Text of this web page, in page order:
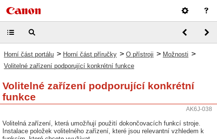
Horní část portálu > Horní část příručky > O přístroji > Možnosti >
Volitelné zařízení podporující konkrétní funkce
Volitelné zařízení podporující konkrétní
funkce
AK6J-038
Volitelná zařízení, která umožňují použití dokončovacích funkcí stroje.
Instalace položek volitelného zařízení, které jsou relevantní vzhledem k